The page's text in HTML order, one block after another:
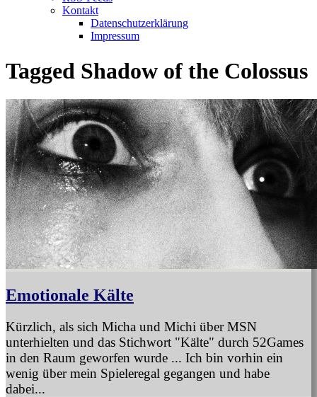
Kontakt
Datenschutzerklärung
Impressum
Tagged Shadow of the Colossus
Emotionale Kälte
Kürzlich, als sich Micha und Michi über MSN
unterhielten und das Stichwort "Kälte" durch 52Games
in den Raum geworfen wurde ... Ich bin vorhin ein
wenig über mein Spieleregal gegangen und habe
dabei...